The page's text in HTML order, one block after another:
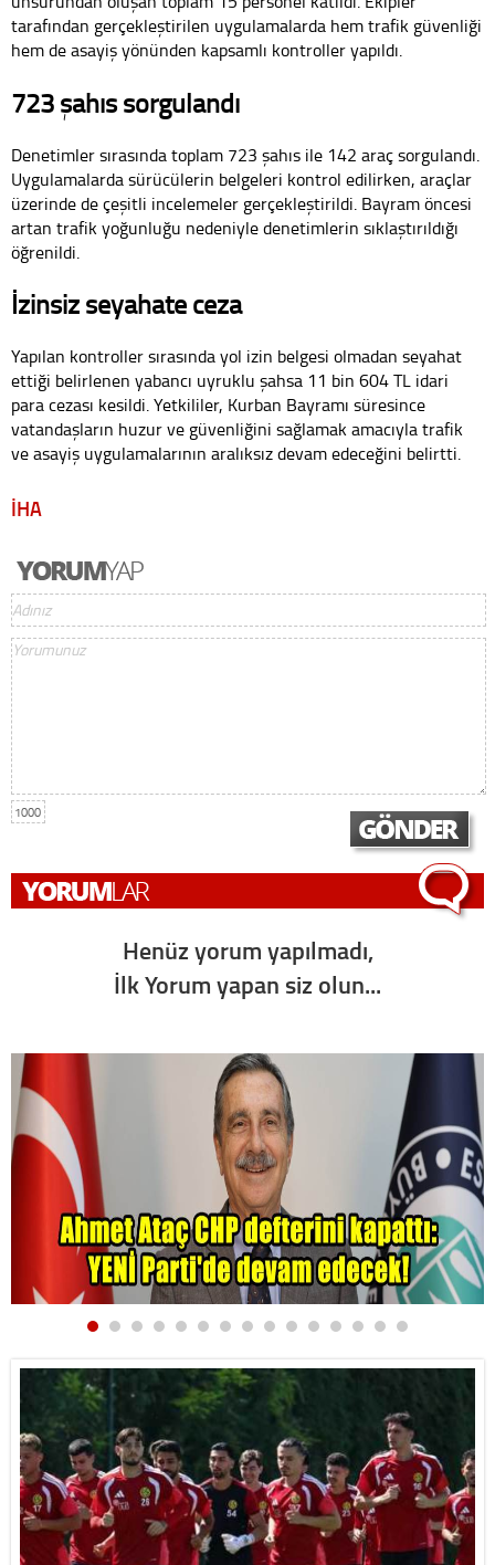
tarafından gerçekleştirilen uygulamalarda hem trafik güvenliği
hem de asayiş yönünden kapsamlı kontroller yapıldı.
723 şahıs sorgulandı
Denetimler sırasında toplam 723 şahıs ile 142 araç sorgulandı.
Uygulamalarda sürücülerin belgeleri kontrol edilirken, araçlar
üzerinde de çeşitli incelemeler gerçekleştirildi. Bayram öncesi
artan trafik yoğunluğu nedeniyle denetimlerin sıklaştırıldığı
öğrenildi.
İzinsiz seyahate ceza
Yapılan kontroller sırasında yol izin belgesi olmadan seyahat
ettiği belirlenen yabancı uyruklu şahsa 11 bin 604 TL idari
para cezası kesildi. Yetkililer, Kurban Bayramı süresince
vatandaşların huzur ve güvenliğini sağlamak amacıyla trafik
ve asayiş uygulamalarının aralıksız devam edeceğini belirtti.
İHA
1000
Henüz yorum yapılmadı,
İlk Yorum yapan siz olun...